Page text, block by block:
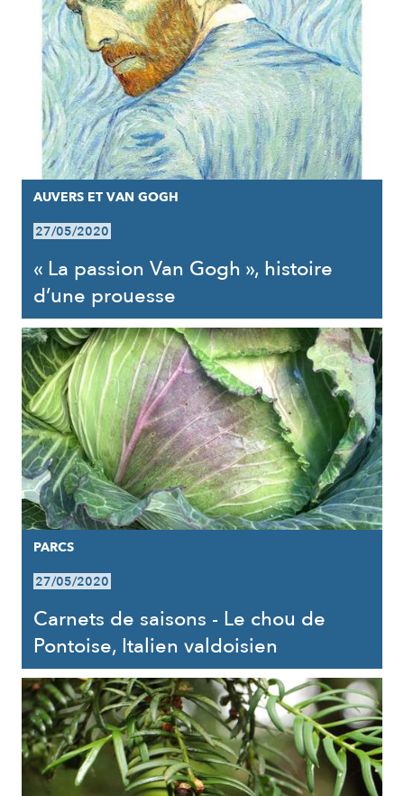
AUVERS ET VAN GOGH
27/05/2020
« La passion Van Gogh », histoire
d’une prouesse
PARCS
27/05/2020
Carnets de saisons - Le chou de
Pontoise, Italien valdoisien